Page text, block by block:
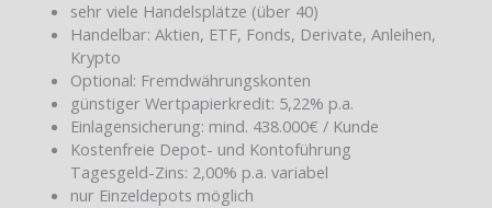
sehr viele Handelsplätze (über 40)
Handelbar: Aktien, ETF, Fonds, Derivate, Anleihen,
Krypto
Optional: Fremdwährungskonten
günstiger Wertpapierkredit: 5,22% p.a.
Einlagensicherung: mind. 438.000€ / Kunde
Kostenfreie Depot- und Kontoführung
Tagesgeld-Zins: 2,00% p.a. variabel
nur Einzeldepots möglich